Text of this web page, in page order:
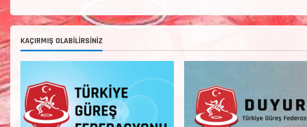
KAÇIRMIŞ OLABILIRSINIZ